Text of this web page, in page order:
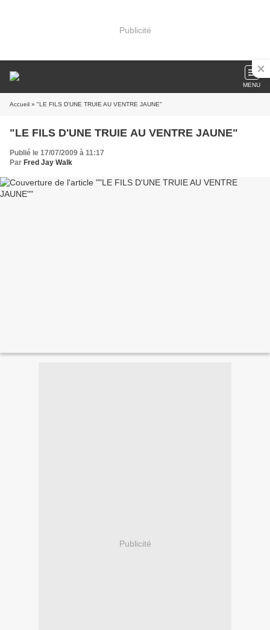
Publicité
MENU
Accueil » "LE FILS D'UNE TRUIE AU VENTRE JAUNE"
"LE FILS D'UNE TRUIE AU VENTRE JAUNE"
Publié le 17/07/2009 à 11:17
Par Fred Jay Walk
Publicité